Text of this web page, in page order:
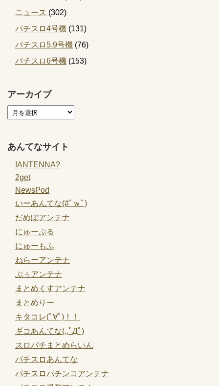
ニュース (302)
パチスロ4号機 (131)
パチスロ5.9号機 (76)
パチスロ6号機 (153)
アーカイブ
あんてなサイト
!ANTENNA?
2get
NewsPod
いーあんてな(#ﾟｗﾟ)
だめぽアンテナ
にゅーぷる
にゅーもふ
ねらーアンテナ
ぷぅアンテナ
まとめくすアンテナ
まとめりー
キタコレ(ﾟ∀ﾟ)！！
ギコあんてな(,,ﾟДﾟ)
スロパチまとめらいん
パチスロあんてな
パチスロパチンコアンテナ